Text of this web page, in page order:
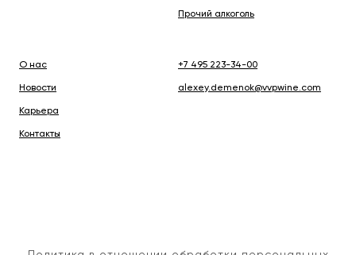
Прочий алкоголь
О нас
Новости
Карьера
Контакты
+7 495 223-34-00
alexey.demenok@vvpwine.com